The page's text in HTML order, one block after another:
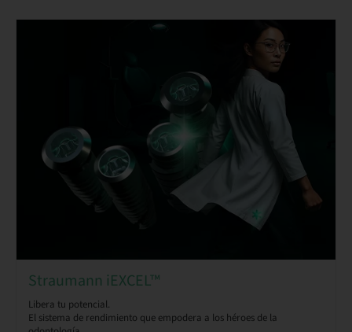
Straumann iEXCEL™
Libera tu potencial.
El sistema de rendimiento que empodera a los héroes de la